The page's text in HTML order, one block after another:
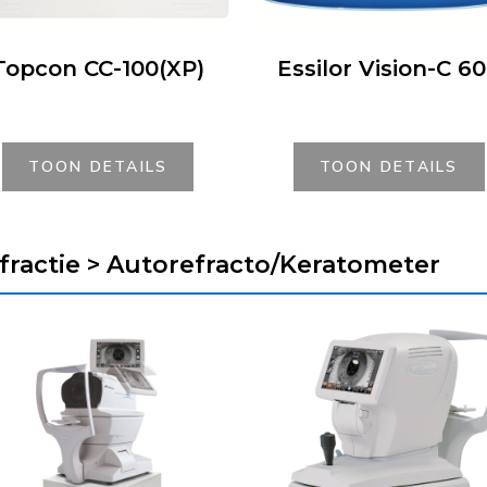
CC-100(XP)
TOON DETAILS
Essilor Vision-C
TOON DETAILS
> Autorefracto/Keratometer